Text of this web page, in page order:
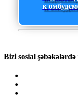
к
Bizi sosial şəbəkələrdə